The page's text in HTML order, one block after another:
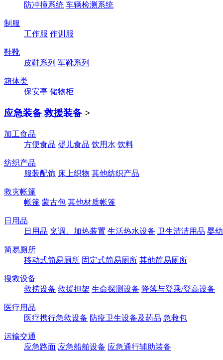
防冲撞系统 车辆检测系统
制服
工作服 作训服
鞋靴
皮鞋系列 军靴系列
箱体类
保安亭 储物柜
应急装备 救援装备 >
加工食品
方便食品 婴儿食品 饮用水 饮料
纺织产品
服装配饰 床上织物 其他纺织产品
救灾帐篷
帐篷 蒙古包 其他材质帐篷
日用品
日用品 烹调、加热装置 生活热水设备 卫生清洁用品 婴
简易厕所
移动式简易厕所 固定式简易厕所 其他简易厕所
搜救设备
救捞设备 救援担架 生命探测设备 降落与登乘/登高设备
医疗用品
医疗携行急救设备 防疫卫生设备及药品 急救包
运输交通
应急路面 应急船舶设备 应急通行辅助装备